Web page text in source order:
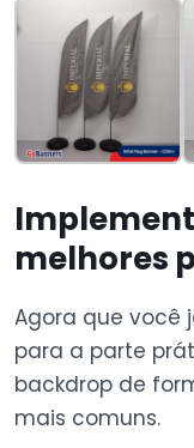
melhores
Agora que você
para a parte
backdrop de
mais comuns.